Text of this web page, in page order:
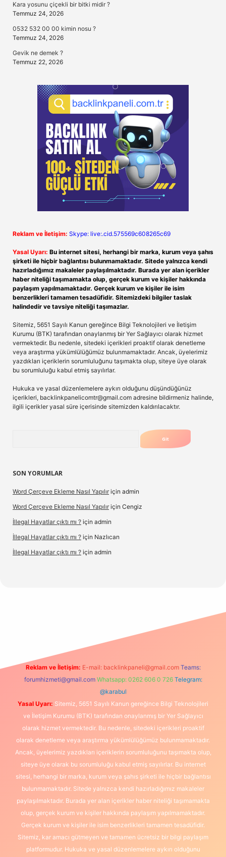
Kara yosunu çiçekli bir bitki midir ?
Temmuz 24, 2026
0532 532 00 00 kimin nosu ?
Temmuz 24, 2026
Gevik ne demek ?
Temmuz 22, 2026
Reklam ve İletişim: Skype: live:.cid.575569c608265c69
Yasal Uyarı: Bu internet sitesi, herhangi bir marka, kurum veya şahıs
şirketi ile hiçbir bağlantısı bulunmamaktadır. Sitede yalnızca kendi
hazırladığımız makaleler paylaşılmaktadır. Burada yer alan içerikler
haber niteliği taşımamakta olup, gerçek kurum ve kişiler hakkında
paylaşım yapılmamaktadır. Gerçek kurum ve kişiler ile isim
benzerlikleri tamamen tesadüfidir. Sitemizdeki bilgiler taslak
halindedir ve tavsiye niteliği taşımazlar.
Sitemiz, 5651 Sayılı Kanun gereğince Bilgi Teknolojileri ve İletişim
Kurumu (BTK) tarafından onaylanmış bir Yer Sağlayıcı olarak hizmet
vermektedir. Bu nedenle, sitedeki içerikleri proaktif olarak denetleme
veya araştırma yükümlülüğümüz bulunmamaktadır. Ancak, üyelerimiz
yazdıkları içeriklerin sorumluluğunu taşımakta olup, siteye üye olarak
bu sorumluluğu kabul etmiş sayılırlar.
Hukuka ve yasal düzenlemelere aykırı olduğunu düşündüğünüz
içerikleri, backlinkpanelicomtr@gmail.com adresine bildirmeniz halinde,
ilgili içerikler yasal süre içerisinde sitemizden kaldırılacaktır.
SON YORUMLAR
Word Çerçeve Ekleme Nasıl Yapılır için admin
Word Çerçeve Ekleme Nasıl Yapılır için Cengiz
İllegal Hayatlar çıktı mı ? için admin
İllegal Hayatlar çıktı mı ? için Nazlıcan
İllegal Hayatlar çıktı mı ? için admin
Reklam ve İletişim: E-mail: backlinkpaneli@gmail.com Teams:
forumhizmeti@gmail.com Whatsapp: 0262 606 0 726 Telegram:
@karabul
Yasal Uyarı: Sitemiz, 5651 Sayılı Kanun gereğince Bilgi Teknolojileri
ve İletişim Kurumu (BTK) tarafından onaylanmış bir Yer Sağlayıcı
olarak hizmet vermektedir. Bu nedenle, sitedeki içerikleri proaktif
olarak denetleme veya araştırma yükümlülüğümüz bulunmamaktadır.
Ancak, üyelerimiz yazdıkları içeriklerin sorumluluğunu taşımakta olup,
siteye üye olarak bu sorumluluğu kabul etmiş sayılırlar. Bu internet
sitesi, herhangi bir marka, kurum veya şahıs şirketi ile hiçbir bağlantısı
bulunmamaktadır. Sitede yalnızca kendi hazırladığımız makaleler
paylaşılmaktadır. Burada yer alan içerikler haber niteliği taşımamakta
olup, gerçek kurum ve kişiler hakkında paylaşım yapılmamaktadır.
Gerçek kurum ve kişiler ile isim benzerlikleri tamamen tesadüfidir.
Sitemiz, kar amacı gütmeyen ve tamamen ücretsiz bir bilgi paylaşım
platformudur. Hukuka ve yasal düzenlemelere aykırı olduğunu